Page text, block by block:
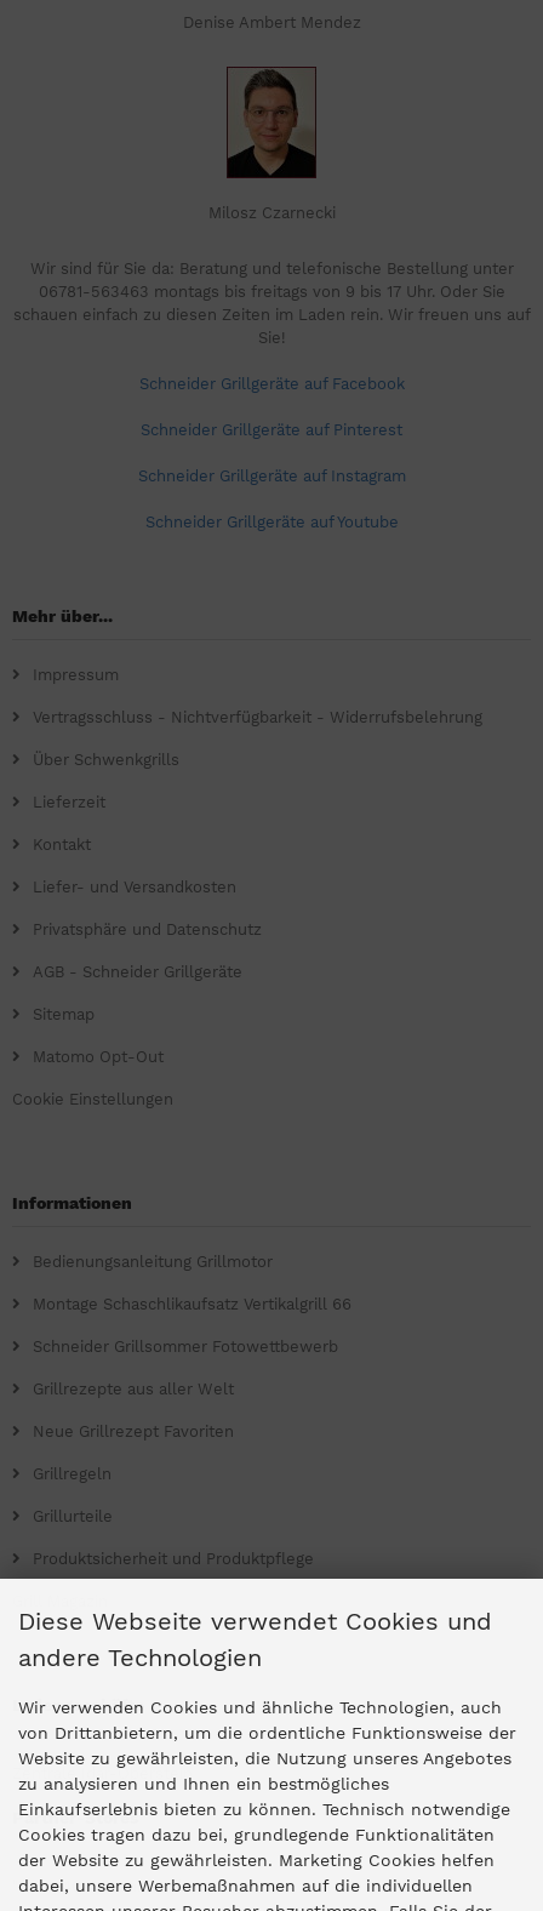
Denise Ambert Mendez
Milosz Czarnecki
Wir sind für Sie da: Beratung und telefonische Bestellung unter
06781-563463 montags bis freitags von 9 bis 17 Uhr. Oder Sie
schauen einfach zu diesen Zeiten im Laden rein. Wir freuen uns auf
Sie!
Schneider Grillgeräte auf Facebook
Schneider Grillgeräte auf Pinterest
Schneider Grillgeräte auf Instagram
Schneider Grillgeräte auf Youtube
Mehr über...
Impressum
Vertragsschluss - Nichtverfügbarkeit - Widerrufsbelehrung
Über Schwenkgrills
Lieferzeit
Kontakt
Liefer- und Versandkosten
Privatsphäre und Datenschutz
AGB - Schneider Grillgeräte
Sitemap
Matomo Opt-Out
Cookie Einstellungen
Informationen
Bedienungsanleitung Grillmotor
Montage Schaschlikaufsatz Vertikalgrill 66
Schneider Grillsommer Fotowettbewerb
Grillrezepte aus aller Welt
Neue Grillrezept Favoriten
Grillregeln
Grillurteile
Produktsicherheit und Produktpflege
Ladengeschäfte
Zentrale Idar-Oberstein
Partner-Stores
"Deko 409" Bernkastel-Kues
Diese Webseite verwendet Cookies und
andere Technologien
Wir verwenden Cookies und ähnliche Technologien, auch
von Drittanbietern, um die ordentliche Funktionsweise der
Website zu gewährleisten, die Nutzung unseres Angebotes
zu analysieren und Ihnen ein bestmögliches
Einkaufserlebnis bieten zu können. Technisch notwendige
Cookies tragen dazu bei, grundlegende Funktionalitäten
der Website zu gewährleisten. Marketing Cookies helfen
dabei, unsere Werbemaßnahmen auf die individuellen